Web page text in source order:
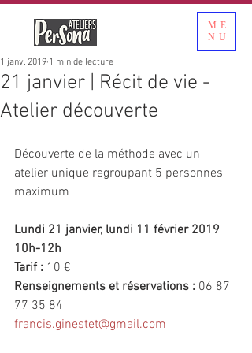
ME
NU
21 janvier | Récit de vie -
Atelier découverte
1 janv. 2019 1 min de lecture
Découverte de la méthode avec un
atelier unique regroupant 5 personnes
maximum
Lundi 21 janvier, lundi 11 février 2019
10h-12h
Tarif : 10 €
Renseignements et réservations : 06 87
77 35 84
francis.ginestet@gmail.com